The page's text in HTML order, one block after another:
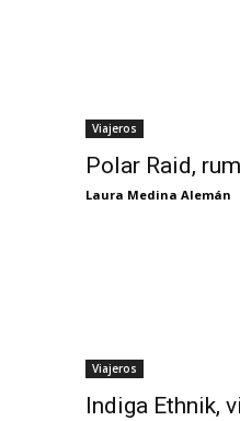
Viajeros
Polar Raid,
Laura Medina Alemán
Viajeros
Indiga Ethnik,